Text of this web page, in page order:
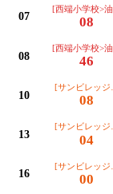
07
[西端小学校>油
08
08
[西端小学校>油
46
10
[サンビレッジ
08
13
[サンビレッジ
04
16
[サンビレッジ
00